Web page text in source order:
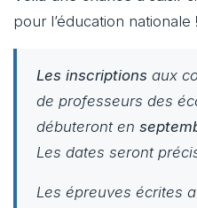
pour l’éducation nationale !
Les inscriptions aux
de professeurs des
débuteront en
Les dates seront
Les épreuves écrites